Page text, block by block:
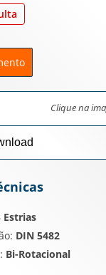
Clique na
Estrias
DIN 5482
Bi-Rotacional